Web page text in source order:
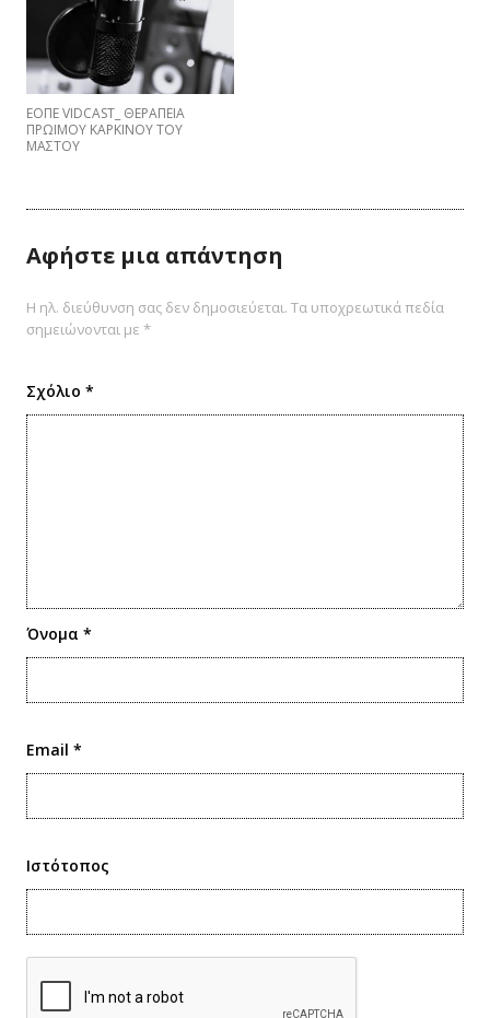
ΕΟΠΕ VIDCAST_ ΘΕΡΑΠΕΙΑ
ΠΡΩΙΜΟΥ ΚΑΡΚΙΝΟΥ ΤΟΥ
ΜΑΣΤΟΥ
Αφήστε μια απάντηση
Η ηλ. διεύθυνση σας δεν δημοσιεύεται. Τα υποχρεωτικά πεδία
σημειώνονται με *
Σχόλιο *
Όνομα *
Email *
Ιστότοπος